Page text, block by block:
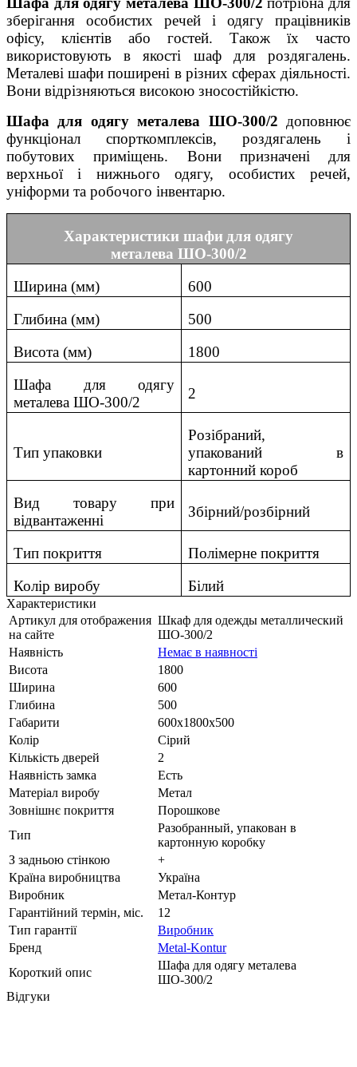
зберігання особистих речей і одягу працівників
офісу, клієнтів або гостей. Також їх часто
використовують в якості шаф для роздягалень.
Металеві шафи поширені в різних сферах діяльності.
Вони відрізняються високою зносостійкістю.
Шафа для одягуметалева ШО-300/2 доповнює
функціонал спорткомплексів, роздягалень і
побутових приміщень. Вони призначені для
верхньої і нижнього одягу, особистих речей,
уніформи та робочого інвентарю.
Характеристики шафи для одягу
металева ШО-300/2
Ширина (мм)
600
Глибина (мм)
500
Висота (мм)
1800
Шафа для одягу
металева ШО-300/2
2
Тип упаковки
Розібраний,
упакований в
картонний короб
Вид товару при
відвантаженні
Збірний/розбірний
Тип покриття
Полімерне покриття
Колір виробу
Білий
Характеристики
Артикул для отображения
на сайте
Шкаф для одежды металлический
ШО-300/2
Наявність
Немає в наявності
Висота
1800
Ширина
600
Глибина
500
Габарити
600х1800х500
Колір
Сірий
Кількість дверей
2
Наявність замка
Есть
Матеріал виробу
Метал
Зовнішнє покриття
Порошкове
Тип
Разобранный, упакован в
картонную коробку
З задньою стінкою
+
Країна виробництва
Україна
Виробник
Метал-Контур
Гарантійний термін, міс.
12
Тип гарантії
Виробник
Бренд
Metal-Kontur
Короткий опис
Шафа для одягу металева
ШО-300/2
Відгуки